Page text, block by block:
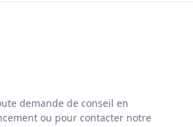
demande de conseil en
ou pour contacter notre